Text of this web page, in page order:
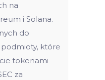
na
i Solana.
do
które
tokenami
za